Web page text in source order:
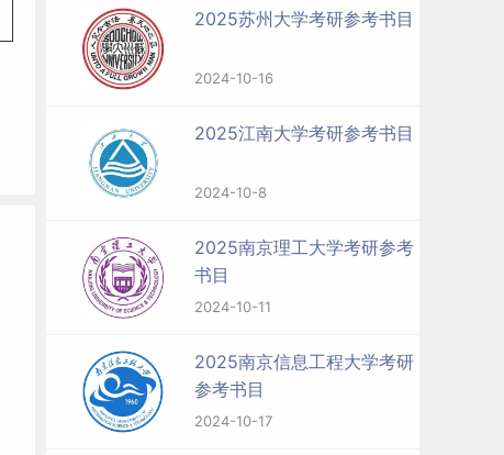
2025苏州大学考研参考书目
2024-10-16
2025江南大学考研参考书目
2024-10-8
2025南京理工大学考研参考
书目
2024-10-11
2025南京信息工程大学考研
参考书目
2024-10-17